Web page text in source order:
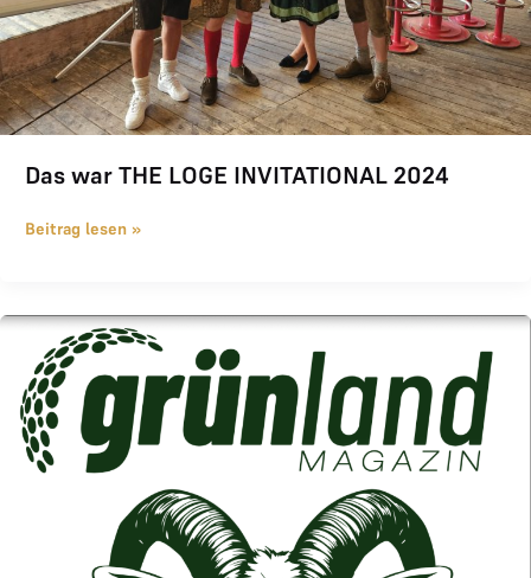
Das war THE LOGE INVITATIONAL 2024
Beitrag lesen »
Grünland Magazin